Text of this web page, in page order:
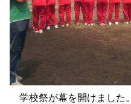
学校祭が幕を開けました。